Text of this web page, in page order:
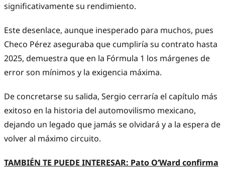
significativamente su rendimiento.
Este desenlace, aunque inesperado para muchos, pues
Checo Pérez aseguraba que cumpliría su contrato hasta
2025, demuestra que en la Fórmula 1 los márgenes de
error son mínimos y la exigencia máxima.
De concretarse su salida, Sergio cerraría el capítulo más
exitoso en la historia del automovilismo mexicano,
dejando un legado que jamás se olvidará y a la espera de
volver al máximo circuito.
TAMBIÉN TE PUEDE INTERESAR: Pato O’Ward confirma